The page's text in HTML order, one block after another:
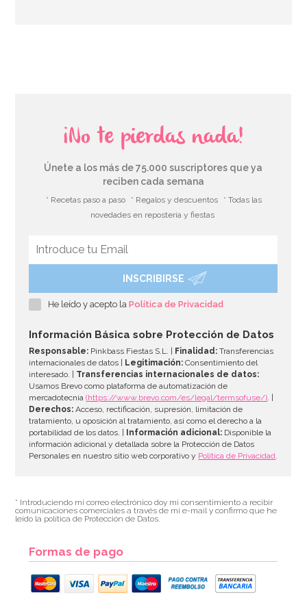
Adaptador Estándar para Boquillas PME
AÑADIR
¡No te pierdas nada!
Únete a los más de 75.000 suscriptores que ya
reciben cada semana
* Recetas paso a paso * Regalos y descuentos
* Todas las
novedades en repostería y fiestas
INSCRIBIRSE
He leído y acepto laPolítica de Privacidad
Información Básica sobre Protección de Datos
Responsable: Pinkbass Fiestas S.L. | Finalidad: Transferencias
internacionales de datos |
Legitimación: Consentimiento del
interesado. | Transferencias internacionales de datos:
Usamos Brevo como plataforma de automatización de
mercadotecnia(https://www.brevo.com/es/legal/termsofuse/). |
Derechos: Acceso, rectificación, supresión, limitación de
tratamiento, u oposición al tratamiento, así como el derecho a la
portabilidad de los datos. |
Información adicional: Disponible la
información adicional y detallada sobre la Protección de Datos
Personales en nuestro sitio web corporativo y Política de Privacidad.
* Introduciendo mi correo electrónico doy mi consentimiento a recibir
comunicaciones comerciales a través de mi e-mail y confirmo que he
leído la política de Protección de Datos.
Formas de pago